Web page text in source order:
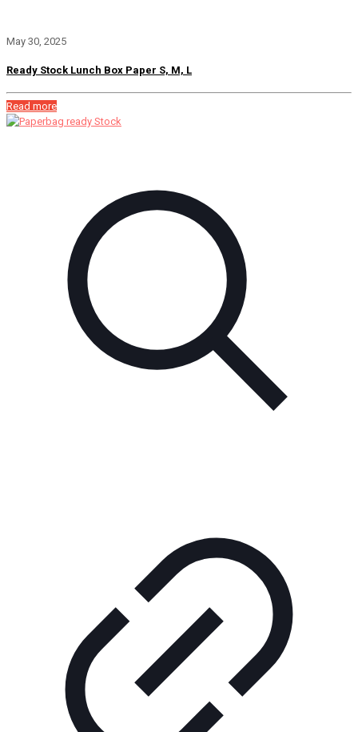
May 30, 2025
Ready Stock Lunch Box Paper S, M, L
Read more